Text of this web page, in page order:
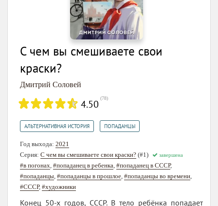
С чeм вы смешивaeтe свои
краски?
Дмитрий Соловей
4.50 (78)
АЛЬТЕРНАТИВНАЯ ИСТОРИЯ ПОПАДАНЦЫ
Год выхода: 2021
Серия: С чем вы смешиваете свои краски? (#1) завершена
#в погонах #попаданец в ребенка #попаданец в СССР,
#попаданцы #попаданцы в прошлое #попаданцы во времени
#СССР, #художники
Конец 50-х годов, СССР. В тело ребёнка попадает